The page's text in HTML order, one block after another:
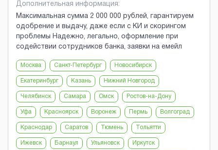
Дополнительная информация:
Максимальная сумма 2 000 000 рублей, гарантируем
одобрение и выдачу, даже если с КИ и скорингом
проблемы Надежно, легально, оформление при
содействии сотрудников банка, заявки на емейл
Москва Санкт-Петербург Новосибирск
Екатеринбург Казань Нижний Новгород
Челябинск Самара Омск Ростов-на-Дону
Уфа Красноярск Воронеж Пермь Волгоград
Краснодар Саратов Тюмень Тольятти
Ижевск Барнаул Ульяновск Иркутск